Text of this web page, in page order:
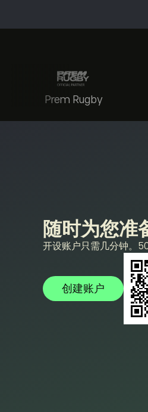
Prem Rugby
随时为您准
开设账户只需几分钟。
创建账户